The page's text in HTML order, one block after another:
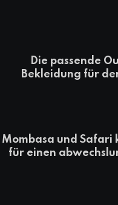
Die passende
Bekleidung für
Mombasa und Safari
für einen